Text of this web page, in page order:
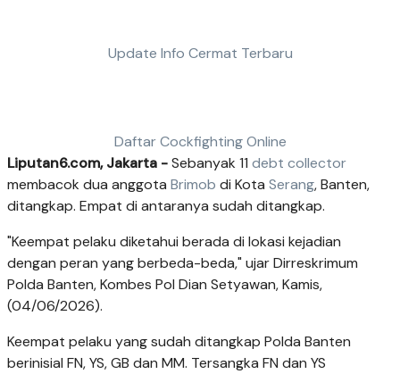
Update Info Cermat Terbaru
Daftar Cockfighting Online
Liputan6.com, Jakarta -Sebanyak 11 debt collector
membacok dua anggota Brimob di Kota Serang, Banten,
ditangkap. Empat di antaranya sudah ditangkap.
"Keempat pelaku diketahui berada di lokasi kejadian
dengan peran yang berbeda-beda," ujar Dirreskrimum
Polda Banten, Kombes Pol Dian Setyawan, Kamis,
(04/06/2026).
Keempat pelaku yang sudah ditangkap Polda Banten
berinisial FN, YS, GB dan MM. Tersangka FN dan YS